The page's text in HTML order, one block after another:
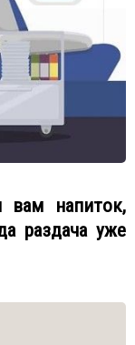
вам напиток,
раздача уже